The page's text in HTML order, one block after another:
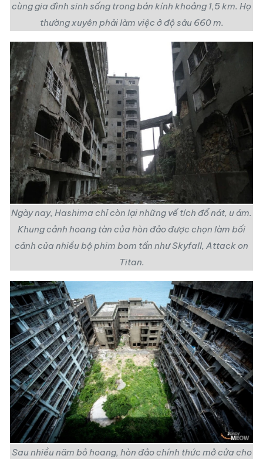
cùng gia đình sinh sống trong bán kính khoảng 1,5 km. Họ
thường xuyên phải làm việc ở độ sâu 660 m.
Ngày nay, Hashima chỉ còn lại những vế tích đổ nát, u ám.
Khung cảnh hoang tàn của hòn đảo được chọn làm bối
cảnh của nhiều bộ phim bom tấn như Skyfall, Attack on
Titan.
Sau nhiều năm bỏ hoang, hòn đảo chính thức mở cửa cho